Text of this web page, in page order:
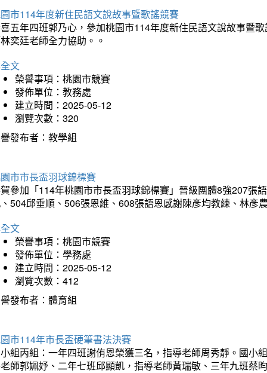
市114年度新住民語文說故事暨歌謠競賽
五年四班郭乃心，參加桃園市114年度新住民語文說故事暨
奕廷老師全力協助。。
文
榮譽事項：桃園市競賽
發佈單位：教務處
建立時間：2025-05-12
瀏覽次數：320
發布者：教學組
市市長盃羽球錦標賽
參加「114年桃園市市長盃羽球錦標賽」晉級團體8強207張
504邱垂順、506張恩維、608張語恩感謝陳彥均教練、林彥
文
榮譽事項：桃園市競賽
發佈單位：學務處
建立時間：2025-05-12
瀏覽次數：412
發布者：體育組
市114年市長盃硬筆書法決賽
組丙組：一年四班謝侑恩榮獲三名，指導老師周秀靜。國小
師郭姵妤、二年七班邱顯凱，指導老師黃瑞敏、三年九班蔡